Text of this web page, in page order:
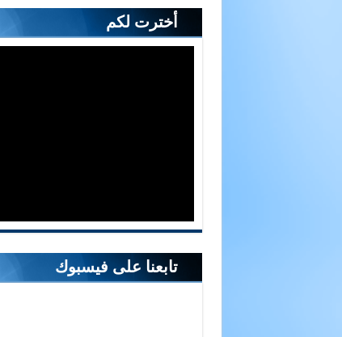
أخترت لكم
تابعنا على فيسبوك